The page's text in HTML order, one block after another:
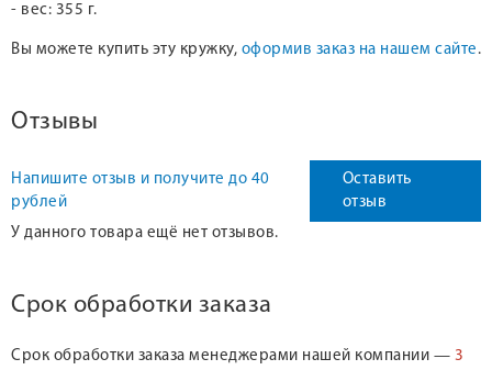
- вес: 355 г.
Вы можете купить эту кружку, оформив заказ на нашем сайте .
Отзывы
Напишите отзыв и получите до 40
рублей
Оставить
отзыв
У данного товара ещё нет отзывов.
Срок обработки заказа
Срок обработки заказа менеджерами нашей компании — 3